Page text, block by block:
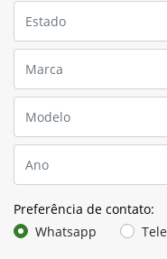
Preferência de contato:
Whatsapp